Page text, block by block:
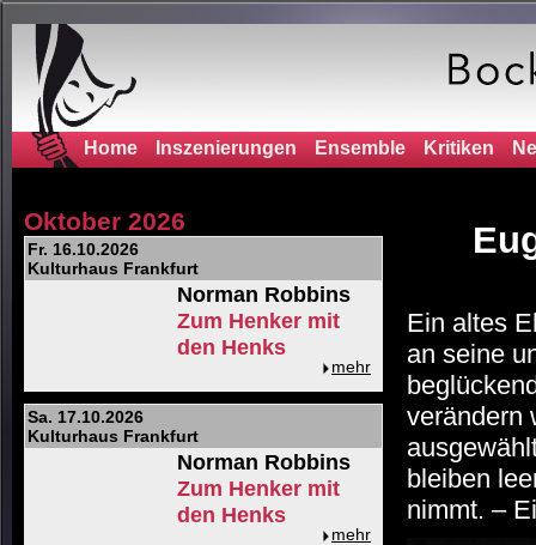
Home Inszenierungen Ensemble Kritiken
Oktober 2026
Fr. 16.10.2026
Kulturhaus Frankfurt
Norman Robbins
Zum Henker mit
den Henks
mehr
Sa. 17.10.2026
Kulturhaus Frankfurt
Norman Robbins
Zum Henker mit
den Henks
mehr
Ein altes
an seine
verändern
bleiben
nimmt. –